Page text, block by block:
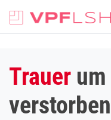
Trauer
verstorben